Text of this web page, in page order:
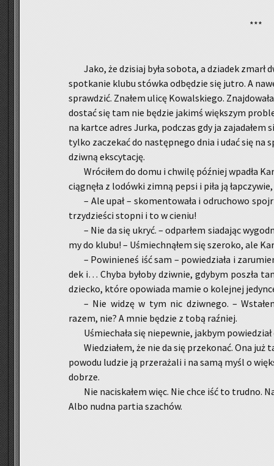
***
Jako, że dzi­siaj była so­bo­ta, a dzia­dek zmarł
spo­tka­nie klubu stów­ka od­bę­dzie się jutro. A
spraw­dzić. Zna­łem ulicę Ko­wal­skie­go.
do­stać się tam nie bę­dzie ja­kimś więk­szym
na kart­ce adres Jurka, pod­czas gdy ja za­ja­da­łem
tylko za­cze­kać do na­stęp­ne­go dnia i udać się na
dziw­ną eks­cy­ta­cję.
Wró­ci­łem do domu i chwi­lę póź­niej wpa­dła
cią­gnę­ła z lo­dów­ki zimną pepsi i piła ją
– Ale upał – sko­men­to­wa­ła i od­ru­cho­wo
trzy­dzie­ści stop­ni i to w cie­niu!
– Nie da się ukryć. – od­par­łem sia­da­jąc
my do klubu! – Uśmiech­ną­łem się sze­ro­ko, ale
– Po­wi­nie­neś iść sam – po­wie­dzia­ła i
dek i… Chyba by­ło­by dziw­nie, gdy­bym po­szła
dziec­ko, które opo­wia­da mamie o ko­lej­nej
– Nie widzę w tym nic dziw­ne­go. –
razem, nie? A mnie bę­dzie z tobą raź­niej.
Uśmie­cha­ła się nie­pew­nie, jak­bym
Wie­dzia­łem, że nie da się prze­ko­nać. Ona
po­wo­du lu­dzie ją prze­ra­ża­li i na samą myśl o
do­brze.
Nie na­ci­ska­łem więc. Nie chce iść to trud­no.
Albo nudna par­tia sza­chów.